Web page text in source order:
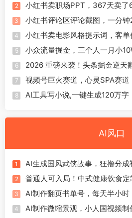
2
小红书卖职场PPT，367天卖
解
3
小红书评论区评论截图，一分
得!
4
小红书卖电影风格提示词，客
单，小白直接抄作业！
5 小众流量掘金，三个人一月小
6
2026 重磅来袭！头条掘金逆天
爆款内容，只需简单复制粘贴，
7
视频号巨火赛道，心灵SPA赛
收益800+！
8
AI工具写小说,一键生成120万字
AI风口
1
AI生成国风武侠故事，狂撸分
1000+【可多平台分发】！
2
普通人可入局！中式健康饮食
款，变现超给力
3 AI制作翻页书单号，每天半小
4 AI制作微缩景观，小人国视频